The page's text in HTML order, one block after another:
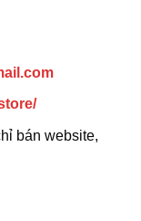
bán website,